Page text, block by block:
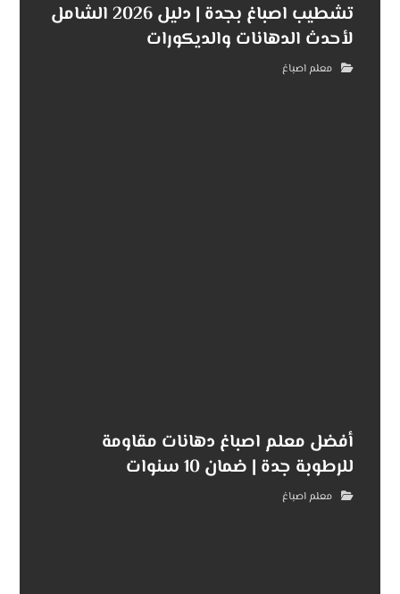
تشطيب اصباغ بجدة | دليل 2026 الشامل
لأحدث الدهانات والديكورات
معلم اصباغ
أفضل معلم اصباغ دهانات مقاومة
للرطوبة جدة | ضمان 10 سنوات
معلم اصباغ